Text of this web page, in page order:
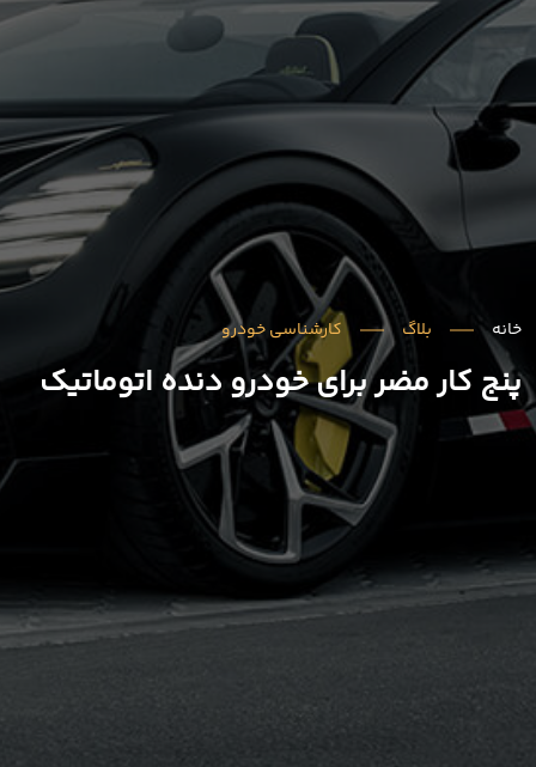
خانه بلاگ کارشناسی خودرو
پنج کار مضر برای خودرو دنده اتوماتیک